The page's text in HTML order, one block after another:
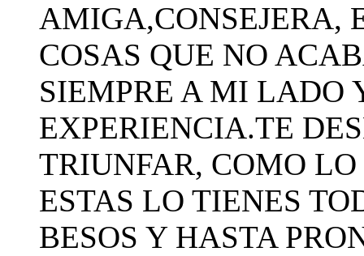
AMIGA,CONSEJERA,
COSAS QUE NO
SIEMPRE A MI LADO
EXPERIENCIA.TE
TRIUNFAR, COMO
ESTAS LO TIENES
BESOS Y HASTA